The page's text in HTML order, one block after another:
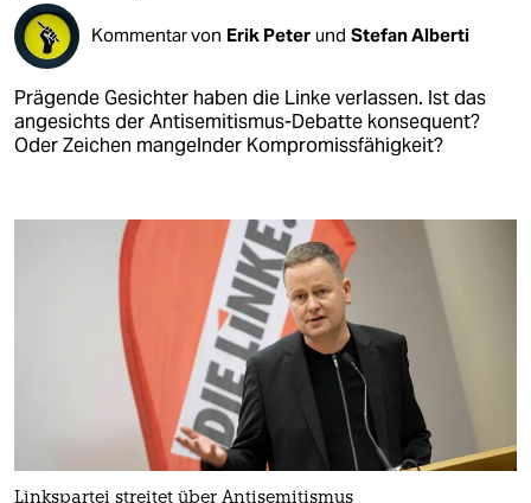
Kommentar von Erik Peter und Stefan Alberti
Prägende Gesichter haben die Linke verlassen. Ist das
angesichts der Antisemitismus-Debatte konsequent?
Oder Zeichen mangelnder Kompromissfähigkeit?
Linkspartei streitet über Antisemitismus